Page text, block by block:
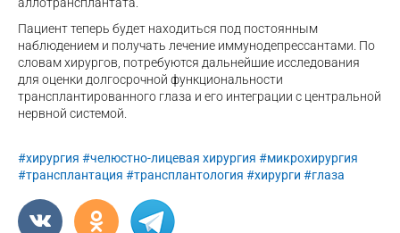
Пациент теперь будет находиться под постоянным
наблюдением и получать лечение иммунодепрессантами. По
словам хирургов, потребуются дальнейшие исследования
для оценки долгосрочной функциональности
трансплантированного глаза и его интеграции с центральной
нервной системой.
#хирургия #челюстно-лицевая хирургия #микрохирургия
#трансплантация #трансплантология #хирурги #глаза